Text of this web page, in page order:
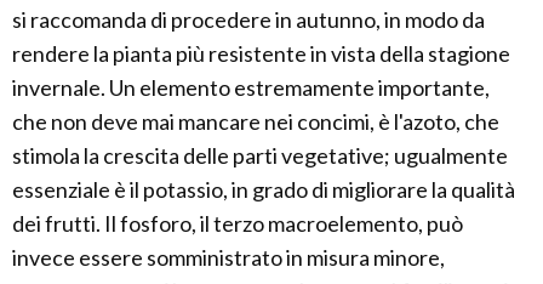
si raccomanda di procedere in autunno, in modo da
rendere la pianta più resistente in vista della stagione
invernale. Un elemento estremamente importante,
che non deve mai mancare nei concimi, è l'azoto, che
stimola la crescita delle parti vegetative; ugualmente
essenziale è il potassio, in grado di migliorare la qualità
dei frutti. Il fosforo, il terzo macroelemento, può
invece essere somministrato in misura minore,